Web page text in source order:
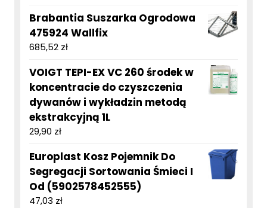
Brabantia Suszarka Ogrodowa
475924 Wallfix
685,52 zł
VOIGT TEPI-EX VC 260 środek w
koncentracie do czyszczenia
dywanów i wykładzin metodą
ekstrakcyjną 1L
29,90 zł
Europlast Kosz Pojemnik Do
Segregacji Sortowania Śmieci I
Od (5902578452555)
47,03 zł